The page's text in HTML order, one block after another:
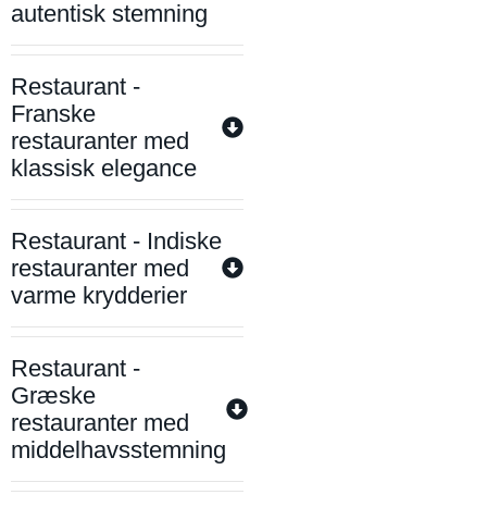
autentisk stemning
Restaurant -
Franske
restauranter med
klassisk elegance
Restaurant - Indiske
restauranter med
varme krydderier
Restaurant -
Græske
restauranter med
middelhavsstemning